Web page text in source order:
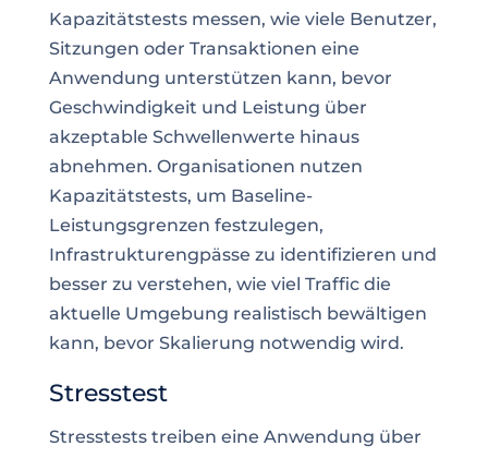
Kapazitätstests messen, wie viele Benutzer,
Sitzungen oder Transaktionen eine
Anwendung unterstützen kann, bevor
Geschwindigkeit und Leistung über
akzeptable Schwellenwerte hinaus
abnehmen. Organisationen nutzen
Kapazitätstests, um Baseline-
Leistungsgrenzen festzulegen,
Infrastrukturengpässe zu identifizieren und
besser zu verstehen, wie viel Traffic die
aktuelle Umgebung realistisch bewältigen
kann, bevor Skalierung notwendig wird.
Stresstest
Stresstests treiben eine Anwendung über